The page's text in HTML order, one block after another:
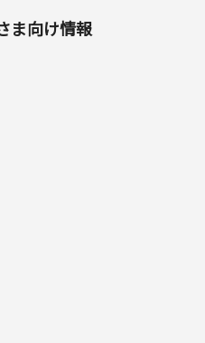
ま向け情報